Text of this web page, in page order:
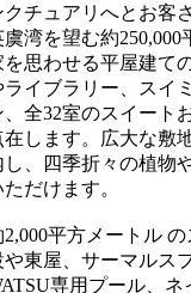
チュアリへとお客
湾を望む約250,000
思わせる平屋建て
イブラリー、スイ
全32室のスイート
します。広大な敷
、四季折々の植物
だけます。
平方メートル
東屋、サーマルス
専用プール、ネ